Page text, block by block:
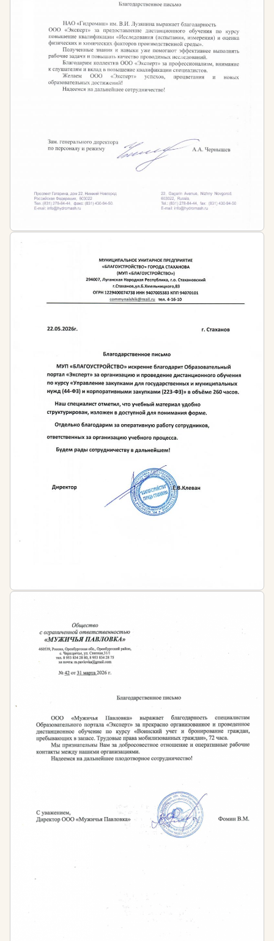
Специалистов организаций и предприятий,
осуществляющих закупки по 223-ФЗ
Контрактных управляющих
Работников контрактных служб
обеспечения и осуществления закупок
По окончанию профессиональной переподготовки
слушателям выдаётся диплом установленного
действия.
Также, специалисты повышают свою квалификацию
путем изучения образовательных курсов не менее
чем 1 раз в 3 года.
экономического развития РФ № 5594-ЕЕ/Д28и и
Министерства образования и науки РФ
№АК-553/06 от 12 марта 2015 г., обучение
сотрудников по программам повышения
квалификации в сфере закупок должно
осуществляться в объеме не менее 108 часов. При
обучении руководителя компаний-заказчика
минимальное количество часов может быть
Штраф за несоблюдение требований
госзакупок, обязана применять профессиональные
В случае нарушения норм трудового права,
предусмотренного часть 1 статьи 5.27 КоАП РФ
должностных лиц в размере от 1 до 5 тысяч
рублей
лиц, осуществляющих предпринимательскую
деятельность без образования юридического
лица от 1 до 5 тысяч рублей
Учебные программы в рамках планирования и
реализации закупок соответствуют всем
требованиям стандартов и нормам
Нормативная база:
от 02.07.2021) «О контрактной системе в сфере
закупок товаров, работ, услуг для обеспечения
государственных и муниципальных нужд»